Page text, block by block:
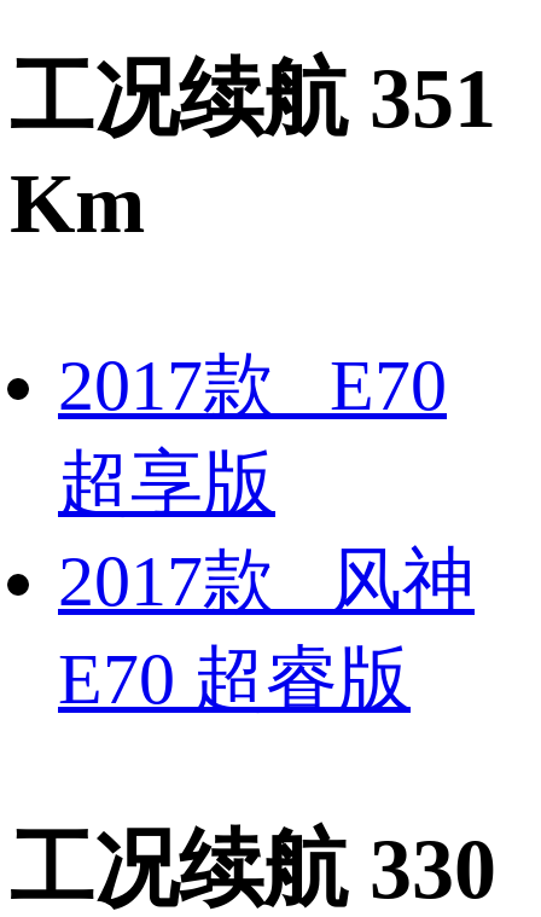
工况续航 351
Km
2017款 E70
超享版
2017款 风神
E70 超睿版
工况续航 330